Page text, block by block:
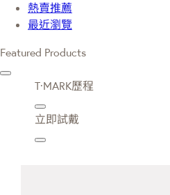
熱賣推薦
最近瀏覽
Featured Products
T·MARK歷程
立即試戴